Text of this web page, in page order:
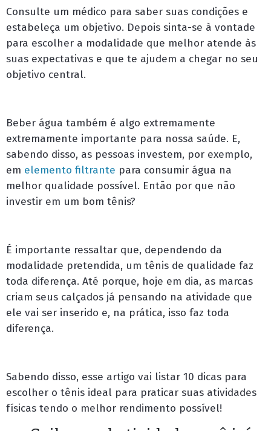
Consulte um médico para saber suas condições e
estabeleça um objetivo. Depois sinta-se à vontade
para escolher a modalidade que melhor atende às
suas expectativas e que te ajudem a chegar no seu
objetivo central.
Beber água também é algo extremamente
extremamente importante para nossa saúde. E,
sabendo disso, as pessoas investem, por exemplo,
em elemento filtrante para consumir água na
melhor qualidade possível. Então por que não
investir em um bom tênis?
É importante ressaltar que, dependendo da
modalidade pretendida, um tênis de qualidade faz
toda diferença. Até porque, hoje em dia, as marcas
criam seus calçados já pensando na atividade que
ele vai ser inserido e, na prática, isso faz toda
diferença.
Sabendo disso, esse artigo vai listar 10 dicas para
escolher o tênis ideal para praticar suas atividades
físicas tendo o melhor rendimento possível!